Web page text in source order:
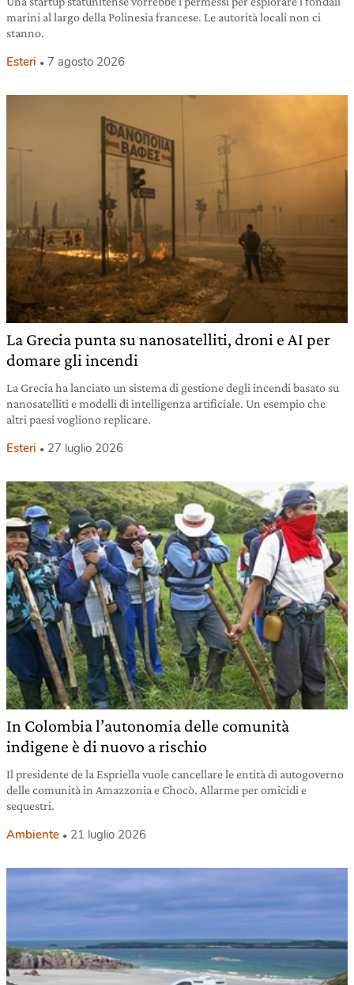
marini al largo della Polinesia francese. Le autorità locali non ci
stanno.
Esteri 7 agosto 2026
La Grecia punta su nanosatelliti, droni e AI per
domare gli incendi
La Grecia ha lanciato un sistema di gestione degli incendi basato su
nanosatelliti e modelli di intelligenza artificiale. Un esempio che
altri paesi vogliono replicare.
Esteri 27 luglio 2026
In Colombia l’autonomia delle comunità
indigene è di nuovo a rischio
Il presidente de la Espriella vuole cancellare le entità di autogoverno
delle comunità in Amazzonia e Chocò. Allarme per omicidi e
sequestri.
Ambiente 21 luglio 2026